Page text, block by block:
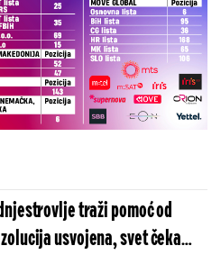
traži pomoć od
usvojena, svet čeka